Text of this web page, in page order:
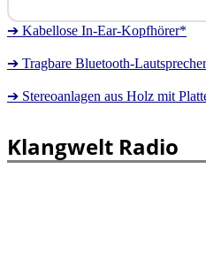
➔ Kabellose In-Ear-Kopfhörer*
➔ Tragbare Bluetooth-
➔ Stereoanlagen aus Holz mit
Klangwelt Radio